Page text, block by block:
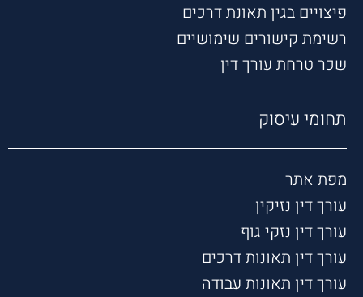
פיצויים בגין תאונת דרכים
רשימת קישורים שימושיים
שכר טרחת עורך דין
תחומי עיסוק
מפת אתר
עורך דין נזיקין
עורך דין נזקי גוף
עורך דין תאונות דרכים
עורך דין תאונות עבודה